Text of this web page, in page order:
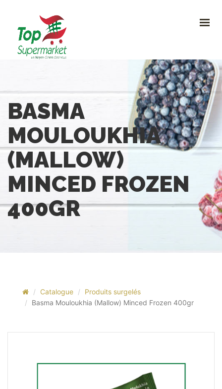
0
CONTACTEZ-NOUS
Avenue Clemenceau 120, 1070 Bruxelles
+32 (0)2.611 42 91
info@topsupermarket.be
BASMA
MOULOUKHIA
(MALLOW)
MINCED FROZEN
400GR
Catalogue
Produits surgelés
Basma Mouloukhia (Mallow) Minced Frozen 400gr